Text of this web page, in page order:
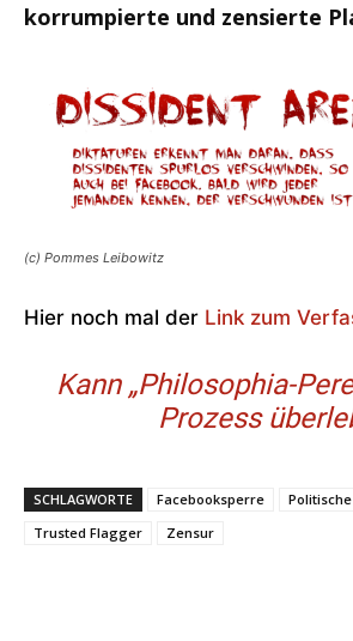
korrumpierte und zensierte
(c) Pommes Leibowitz
Hier noch mal der Link zum
Kann „Philosophia-
Prozess
SCHLAGWORTE Facebooksperre
Trusted Flagger
Zensur